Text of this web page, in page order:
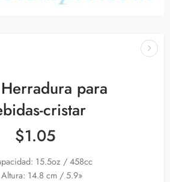
para
cristar
$1.05
15.5oz / 458cc
Altura: 14.8 cm / 5.9»